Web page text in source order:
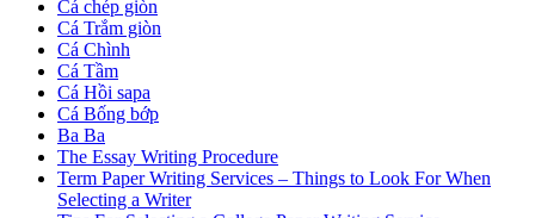
Cá chép giòn
Cá Trắm giòn
Cá Chình
Cá Tầm
Cá Hồi sapa
Cá Bống bớp
Ba Ba
The Essay Writing Procedure
Term Paper Writing Services – Things to Look For When
Selecting a Writer